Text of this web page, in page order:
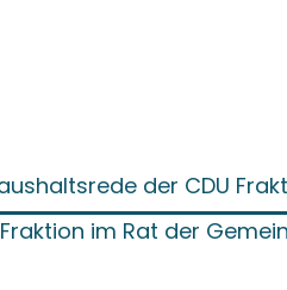
der CDU
im Rat der